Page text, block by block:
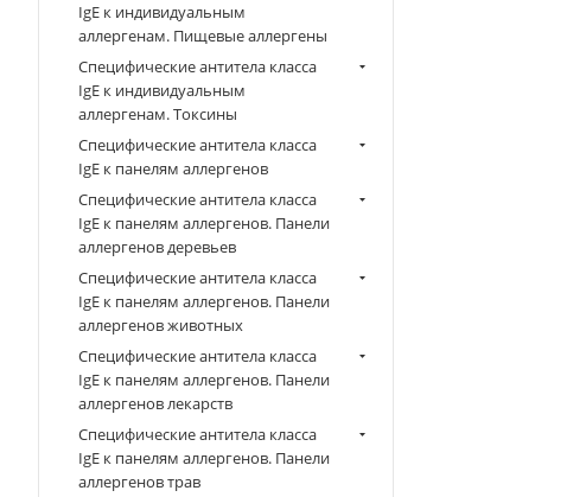
IgE к индивидуальным
аллергенам. Пищевые аллергены
Специфические антитела класса
IgE к индивидуальным
аллергенам. Токсины
Специфические антитела класса
IgE к панелям аллергенов
Специфические антитела класса
IgE к панелям аллергенов. Панели
аллергенов деревьев
Специфические антитела класса
IgE к панелям аллергенов. Панели
аллергенов животных
Специфические антитела класса
IgE к панелям аллергенов. Панели
аллергенов лекарств
Специфические антитела класса
IgE к панелям аллергенов. Панели
аллергенов трав